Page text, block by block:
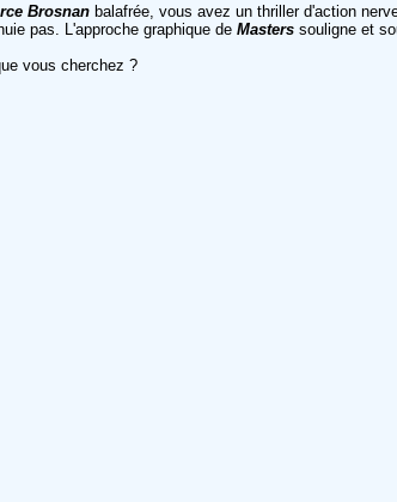
Brosnan balafrée, vous avez un thriller d'action
pas. L'approche graphique de Masters souligne et
vous cherchez ?